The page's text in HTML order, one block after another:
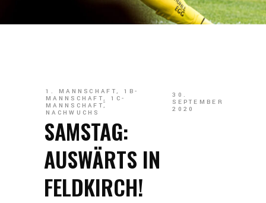
1. MANNSCHAFT, 1B-
MANNSCHAFT, 1C-
MANNSCHAFT,
NACHWUCHS
30.
SEPTEMBER
2020
SAMSTAG:
AUSWÄRTS IN
FELDKIRCH!